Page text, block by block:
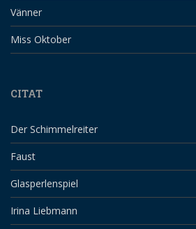
Vänner
Miss Oktober
CITAT
Der Schimmelreiter
Faust
Glasperlenspiel
Irina Liebmann